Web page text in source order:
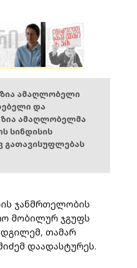
ამაღლობელი
და
ამაღლობელმა
სინდისის
გათავისუფლებას
ჯანმრთელობის
მობილურ ჯგუფს
თამარ
დაადასტურეს.